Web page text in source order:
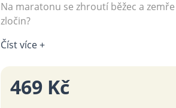
Na maratonu se zhroutí běžec a
zločin?
Číst více +
469 Kč